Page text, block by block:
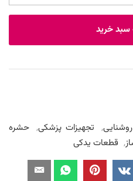
سبد خرید
, تجهیزات پزشکی, حشره
, قطعات یدکی